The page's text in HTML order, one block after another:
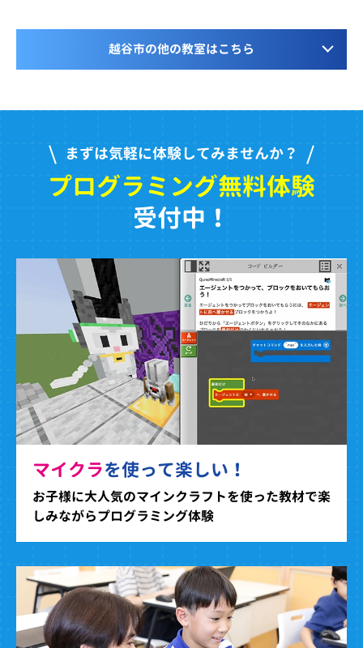
越谷市の他の教室はこちら
まずは気軽に体験してみませんか？
プログラミング無料体験
受付中！
マイクラを使って楽しい！
お子様に大人気のマインクラフトを使った教材で楽
しみながらプログラミング体験